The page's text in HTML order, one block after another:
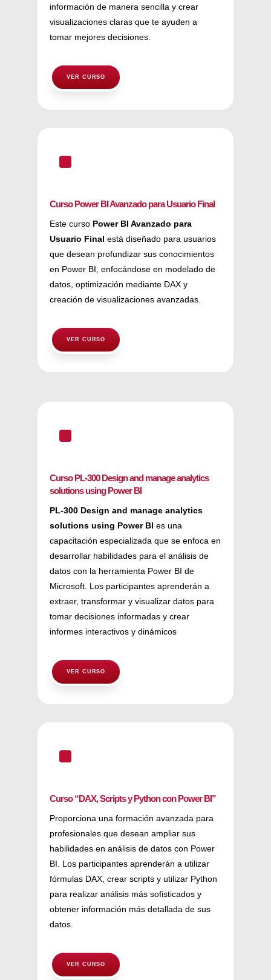
información de manera sencilla y crear
visualizaciones claras que te ayuden a
tomar mejores decisiones.
VER CURSO
^
Curso Power BI Avanzado para Usuario Final
Este curso Power BI Avanzado para
Usuario Final está diseñado para usuarios
que desean profundizar sus conocimientos
en Power BI, enfocándose en modelado de
datos, optimización mediante DAX y
creación de visualizaciones avanzadas.
VER CURSO
^
Curso PL-300 Design and manage analytics
solutions using Power BI
PL-300 Design and manage analytics
solutions using Power BI es una
capacitación especializada que se enfoca en
desarrollar habilidades para el análisis de
datos con la herramienta Power BI de
Microsoft. Los participantes aprenderán a
extraer, transformar y visualizar datos para
tomar decisiones informadas y crear
informes interactivos y dinámicos
VER CURSO
^
Curso “DAX, Scripts y Python con Power BI”
Proporciona una formación avanzada para
profesionales que desean ampliar sus
habilidades en análisis de datos con Power
BI. Los participantes aprenderán a utilizar
fórmulas DAX, crear scripts y utilizar Python
para realizar análisis más sofisticados y
obtener información más detallada de sus
datos.
VER CURSO